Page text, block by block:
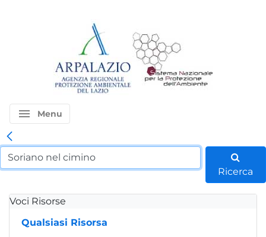
menu Menu
Ricerca
Voci Risorse
Qualsiasi Risorsa